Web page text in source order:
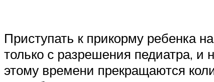
Приступать к прикорму ребенка
только с разрешения педиатра, и
этому времени прекращаются